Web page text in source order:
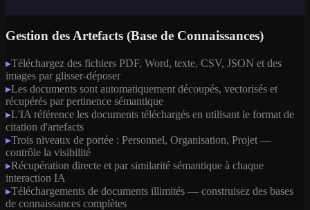
Gestion des Artefacts (Base de Connaissances)
▸Téléchargez des fichiers PDF, Word, texte, CSV, JSON et des
images par glisser-déposer
▸Les documents sont automatiquement découpés, vectorisés et
récupérés par pertinence sémantique
▸L'IA référence les documents téléchargés en utilisant le format de
citation d'artefacts
▸Trois niveaux de portée : Personnel, Organisation, Projet —
contrôle la visibilité
▸Récupération directe et par similarité sémantique à chaque
interaction IA
▸Téléchargements de documents illimités — construisez des bases
de connaissances complètes